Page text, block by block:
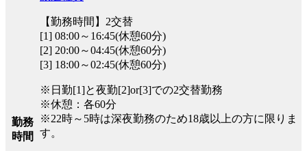
勤務
時間
【勤務時間】2交替
[1] 08:00～16:45(休憩60分)
[2] 20:00～04:45(休憩60分)
[3] 18:00～02:45(休憩60分)
※日勤[1]と夜勤[2]or[3]での2交替勤務
※休憩：各60分
※22時～5時は深夜勤務のため18歳以上の方に限りま
す。